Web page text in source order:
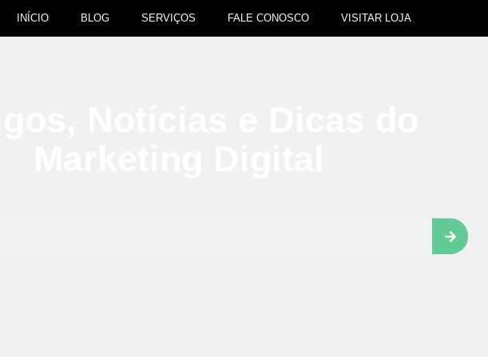
INÍCIO BLOG SERVIÇOS FALE CONOSCO VISITAR LOJA